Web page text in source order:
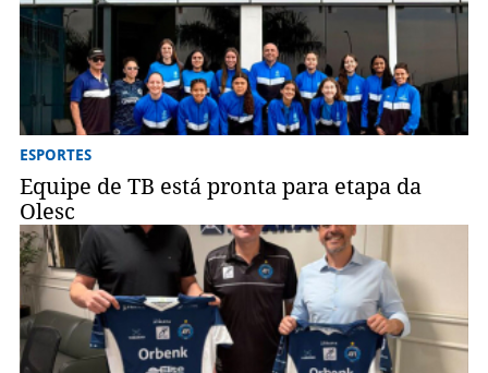
ESPORTES
Equipe de TB está pronta para etapa da
Olesc